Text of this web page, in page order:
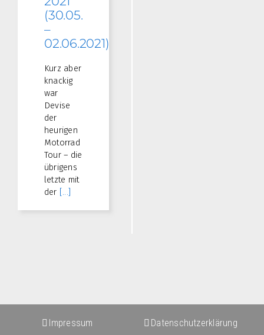
(30.05.
–
02.06.2021)
Kurz aber
knackig
war
Devise
der
heurigen
Motorrad
Tour – die
übrigens
letzte mit
der
[...]
Impressum Datenschutzerklärung